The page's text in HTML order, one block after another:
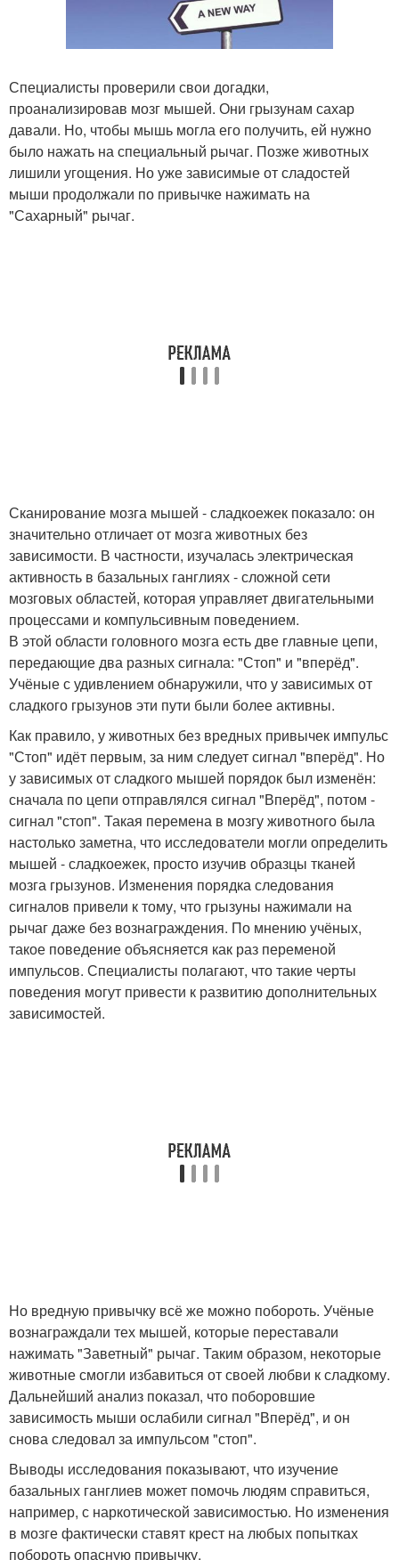
Специалисты проверили свои догадки,
проанализировав мозг мышей. Они грызунам сахар
давали. Но, чтобы мышь могла его получить, ей нужно
было нажать на специальный рычаг. Позже животных
лишили угощения. Но уже зависимые от сладостей
мыши продолжали по привычке нажимать на
"Сахарный" рычаг.
Сканирование мозга мышей - сладкоежек показало: он
значительно отличает от мозга животных без
зависимости. В частности, изучалась электрическая
активность в базальных ганглиях - сложной сети
мозговых областей, которая управляет двигательными
процессами и компульсивным поведением.
В этой области головного мозга есть две главные цепи,
передающие два разных сигнала: "Стоп" и "вперёд".
Учёные с удивлением обнаружили, что у зависимых от
сладкого грызунов эти пути были более активны.
Как правило, у животных без вредных привычек импульс
"Стоп" идёт первым, за ним следует сигнал "вперёд". Но
у зависимых от сладкого мышей порядок был изменён:
сначала по цепи отправлялся сигнал "Вперёд", потом -
сигнал "стоп". Такая перемена в мозгу животного была
настолько заметна, что исследователи могли определить
мышей - сладкоежек, просто изучив образцы тканей
мозга грызунов. Изменения порядка следования
сигналов привели к тому, что грызуны нажимали на
рычаг даже без вознаграждения. По мнению учёных,
такое поведение объясняется как раз переменой
импульсов. Специалисты полагают, что такие черты
поведения могут привести к развитию дополнительных
зависимостей.
Но вредную привычку всё же можно побороть. Учёные
вознаграждали тех мышей, которые переставали
нажимать "Заветный" рычаг. Таким образом, некоторые
животные смогли избавиться от своей любви к сладкому.
Дальнейший анализ показал, что поборовшие
зависимость мыши ослабили сигнал "Вперёд", и он
снова следовал за импульсом "стоп".
Выводы исследования показывают, что изучение
базальных ганглиев может помочь людям справиться,
например, с наркотической зависимостью. Но изменения
в мозге фактически ставят крест на любых попытках
побороть опасную привычку.